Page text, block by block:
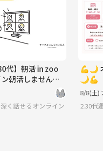
代】朝活 in zoo
朝活しません
深く話せる】サークルに入りたい
オンライン
💪🌙
🌙💪
8/8(土)
2.30代